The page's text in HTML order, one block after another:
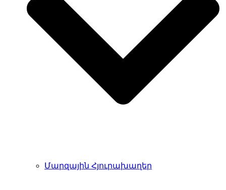
Մարզային Հյուրախաղեր